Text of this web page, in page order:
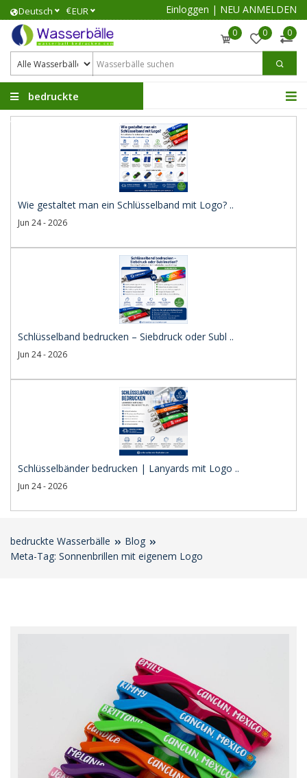
Deutsch €EUR Einloggen | NEU ANMELDEN
0 0 0
bedruckte
Wasserbälle
Wie gestaltet man ein Schlüsselband mit Logo? ..
Jun 24 - 2026
Schlüsselband bedrucken – Siebdruck oder Subl ..
Jun 24 - 2026
Schlüsselbänder bedrucken | Lanyards mit Logo ..
Jun 24 - 2026
bedruckte Wasserbälle
Blog
Meta-Tag: Sonnenbrillen mit eigenem Logo